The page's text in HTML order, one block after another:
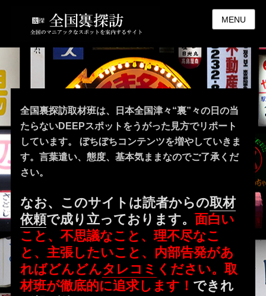
MENU
全国裏探訪取材班は、日本全国津々“裏”々の日の当
たらないDEEPスポットをうがった見方でリポート
しています。 ぼちぼちコンテンツを増やしていきま
す。言葉遣い、態度、基本気ままなのでご了承くだ
さい。
なお、このサイトは読者からの取材
依頼で成り立っております。面白い
こと、不思議なこと、理不尽なこ
と、主張したいこと、内部告発があ
ればどんどんタレコミ ください。取
材班が徹底的に追求します！ できれ